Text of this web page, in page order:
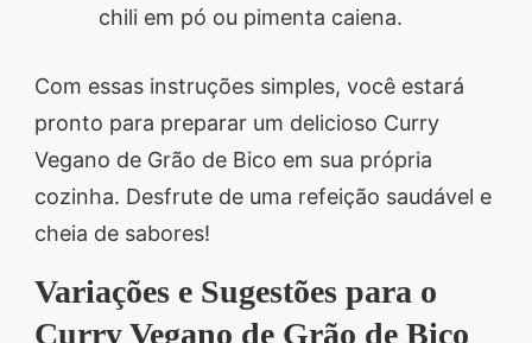
chili em pó ou pimenta caiena.
Com essas instruções simples, você estará
pronto para preparar um delicioso Curry
Vegano de Grão de Bico em sua própria
cozinha. Desfrute de uma refeição saudável e
cheia de sabores!
Variações e Sugestões para o
Curry Vegano de Grão de Bico